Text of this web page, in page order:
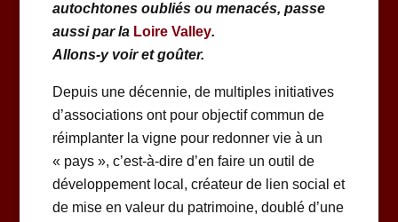
autochtones oubliés ou menacés, passe
aussi par la Loire Valley.
Allons-y voir et goûter.
Depuis une décennie, de multiples initiatives
d’associations ont pour objectif commun de
réimplanter la vigne pour redonner vie à un
« pays », c’est-à-dire d’en faire un outil de
développement local, créateur de lien social et
de mise en valeur du patrimoine, doublé d’une